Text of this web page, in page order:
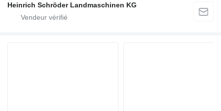
Heinrich Schröder Landmaschinen KG